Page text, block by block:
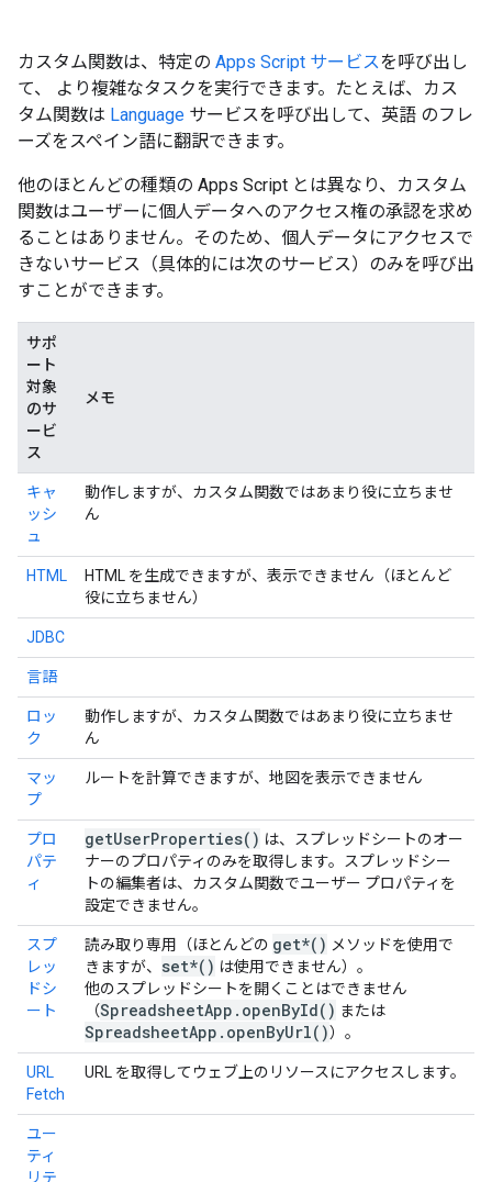
カスタム関数は、特定の Apps Script サービスを呼び出し
て、 より複雑なタスクを実行できます。たとえば、カス
タム関数は Language サービスを呼び出して、英語 のフレ
ーズをスペイン語に翻訳できます。
他のほとんどの種類の Apps Script とは異なり、カスタム
関数はユーザーに個人データへのアクセス権の承認を求め
ることはありません。そのため、個人データにアクセスで
きないサービス（具体的には次のサービス）のみを呼び出
すことができます。
サポ
ート
対象
のサ
ービ
ス
メモ
キャ
ッシ
ュ
動作しますが、カスタム関数ではあまり役に立ちませ
ん
HTML
HTML を生成できますが、表示できません（ほとんど
役に立ちません）
JDBC
言語
ロッ
ク
動作しますが、カスタム関数ではあまり役に立ちませ
ん
マッ
プ
ルートを計算できますが、地図を表示できません
プロ
パテ
ィ
getUserProperties( ) は、スプレッドシートのオー
ナーのプロパティのみを取得します。スプレッドシー
トの編集者は、カスタム関数でユーザー プロパティを
設定できません。
スプ
レッ
ドシ
ート
読み取り専用（ほとんどの get*() メソッドを使用で
きますが、 set*() は使用できません）。
他のスプレッドシートを開くことはできません
（SpreadsheetApp . openById( ) または
SpreadsheetApp . openByUrl( )）。
URL
Fetch
URL を取得してウェブ上のリソースにアクセスします。
ユー
ティ
リテ